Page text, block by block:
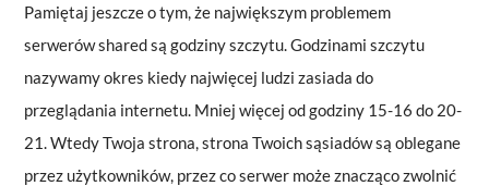
Pamiętaj jeszcze o tym, że największym problemem
serwerów shared są godziny szczytu. Godzinami szczytu
nazywamy okres kiedy najwięcej ludzi zasiada do
przeglądania internetu. Mniej więcej od godziny 15-16 do 20-
21. Wtedy Twoja strona, strona Twoich sąsiadów są oblegane
przez użytkowników, przez co serwer może znacząco zwolnić